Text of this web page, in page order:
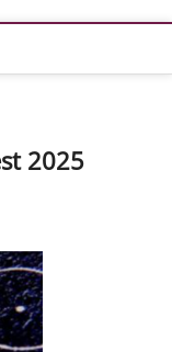
2025